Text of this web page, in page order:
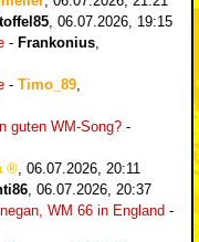
, 06.07.2026, 19:15
- Frankonius,
- Timo_89,
guten WM-Song? -
, 06.07.2026, 20:11
, 06.07.2026, 20:37
WM 66 in England -